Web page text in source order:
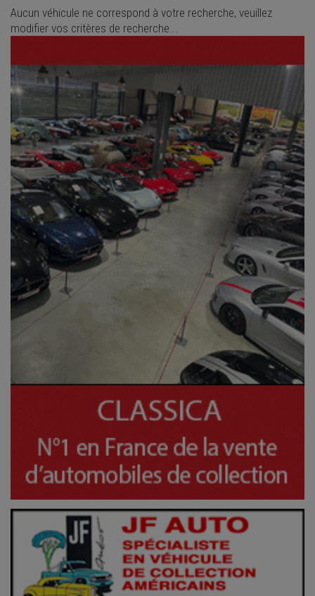
Aucun véhicule ne correspond à votre recherche, veuillez
modifier vos critères de recherche...